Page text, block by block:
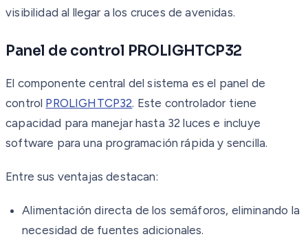
visibilidad al llegar a los cruces de avenidas.
Panel de control PROLIGHTCP32
El componente central del sistema es el panel de
control PROLIGHTCP32. Este controlador tiene
capacidad para manejar hasta 32 luces e incluye
software para una programación rápida y sencilla.
Entre sus ventajas destacan:
Alimentación directa de los semáforos, eliminando la
necesidad de fuentes adicionales.